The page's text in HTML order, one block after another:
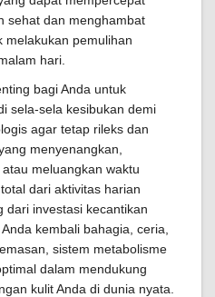
sehat dan menghambat
melakukan pemulihan
hari.
bagi Anda untuk
sela-sela kesibukan demi
agar tetap rileks dan
menyenangkan,
meluangkan waktu
dari aktivitas harian
dari investasi kecantikan
kembali bahagia, ceria,
sistem metabolisme
dalam mendukung
kulit Anda di dunia nyata.